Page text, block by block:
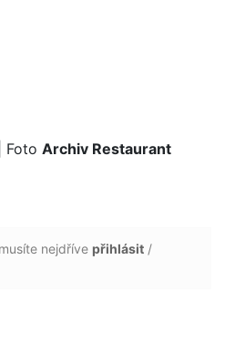
| Foto Archiv Restaurant
nejdříve přihlásit /